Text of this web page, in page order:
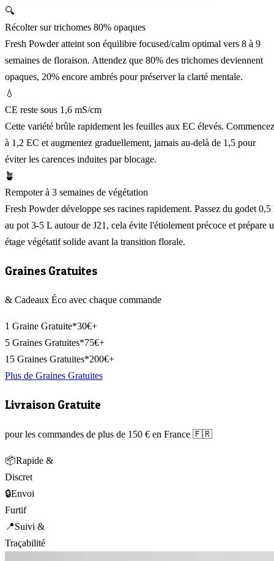
🔍
Récolter sur trichomes 80% opaques
Fresh Powder atteint son équilibre focused/calm optimal vers 8 à 9
semaines de floraison. Attendez que 80% des trichomes deviennent
opaques, 20% encore ambrés pour préserver la clarté mentale.
💧
CE reste sous 1,6 mS/cm
Cette variété brûle rapidement les feuilles aux EC élevés. Commencez
à 1,2 EC et augmentez graduellement, jamais au-delà de 1,5 pour
éviter les carences induites par blocage.
🪴
Rempoter à 3 semaines de végétation
Fresh Powder développe ses racines rapidement. Passez du godet 0,5
au pot 3-5 L autour de J21, cela évite l'étiolement précoce et prépare
étage végétatif solide avant la transition florale.
Graines Gratuites
& Cadeaux Éco avec chaque commande
1 Graine Gratuite*30€+
5 Graines Gratuites*75€+
15 Graines Gratuites*200€+
Plus de Graines Gratuites
Livraison Gratuite
pour les commandes de plus de 150 € en France 🇫🇷
📦Rapide &
Discret
🔒Envoi
Furtif
📍Suivi &
Traçabilité